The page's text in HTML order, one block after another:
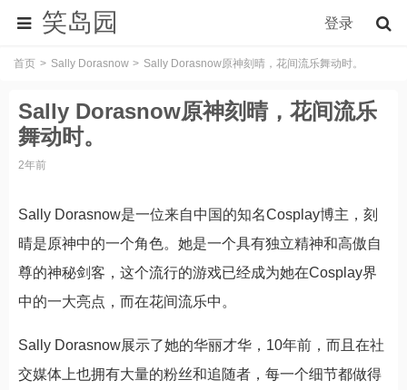
笑岛园 登录
首页 Sally Dorasnow Sally Dorasnow原神刻晴，花间流乐舞动时。
Sally Dorasnow原神刻晴，花间流乐
舞动时。
2年前
Sally Dorasnow是一位来自中国的知名Cosplay博主，刻
晴是原神中的一个角色。她是一个具有独立精神和高傲自
尊的神秘剑客，这个流行的游戏已经成为她在Cosplay界
中的一大亮点，而在花间流乐中。
Sally Dorasnow展示了她的华丽才华，10年前，而且在社
交媒体上也拥有大量的粉丝和追随者，每一个细节都做得